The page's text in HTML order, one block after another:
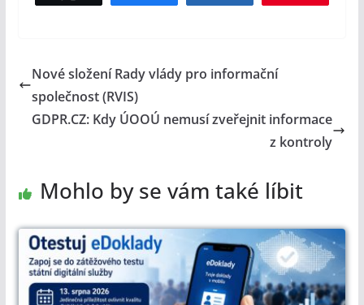
Nové složení Rady vlády pro informační
společnost (RVIS)
GDPR.CZ: Kdy ÚOOÚ nemusí zveřejnit informace
z kontroly
Mohlo by se vám také líbit